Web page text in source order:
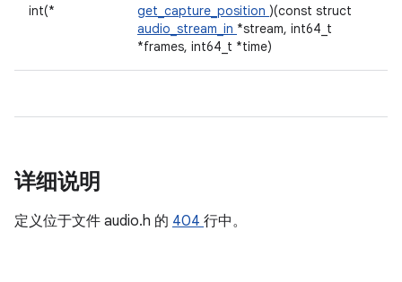
int(* get_capture_position )(const struct
audio_stream_in *stream, int64_t
*frames, int64_t *time)
详细说明
定义位于文件 audio.h 的 404 行中。